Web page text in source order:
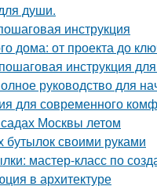
души.
инструкция
дома: от проекта до
инструкция
руководство для
для современного
Москвы летом
бутылок своими руками
мастер-класс по
в архитектуре